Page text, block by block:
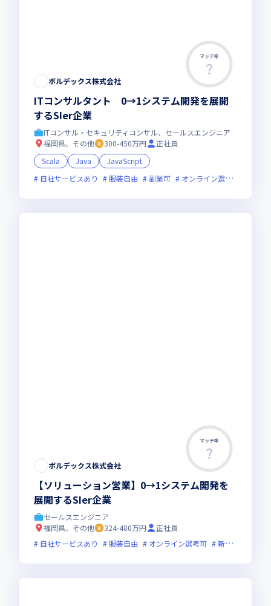
マッチ率
ボルデックス株式会社
ITコンサルタント 0→1システム開発を展開
するSIer企業
ITコンサル・セキュリティコンサル、セールスエンジニア
福岡県、その他
300-450万円
正社員
Scala
Java
JavaScript
自社サービスあり
服装自由 副業可 オンライン選考可
マッチ率
ボルデックス株式会社
【ソリューション営業】0→1システム開発を
展開するSIer企業
セールスエンジニア
福岡県、その他
324-480万円
正社員
自社サービスあり
服装自由 オンライン選考可 新技術に積極的